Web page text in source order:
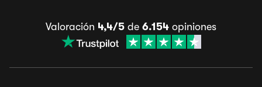
Valoración 4,4/5 de 6.154 opiniones